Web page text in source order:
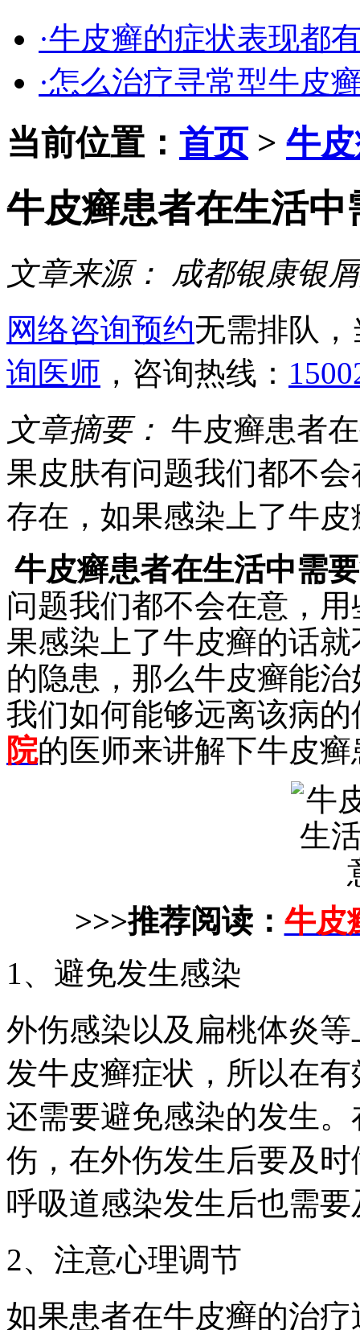
·牛皮癣的症状表现都
·怎么治疗寻常型牛皮
当前位置： 首页> 牛
牛皮癣患者在生活中
文章来源：
成都银康银
网络咨询预约无需排队
询医师 ，咨询热线：
文章摘要： 牛皮癣患者
果皮肤有问题我们都不
存在，如果感染上了牛
牛皮癣患者在生活中需
问题我们都不会在意，
果感染上了牛皮癣的话
的隐患，那么牛皮癣能
我们如何能够远离该病
院的医师来讲解下牛皮
>>>推荐阅读： 牛皮
1、避免发生感染
外伤感染以及扁桃体炎
发牛皮癣症状，所以在
还需要避免感染的发生
伤，在外伤发生后要及
呼吸道感染发生后也需
2、注意心理调节
如果患者在牛皮癣的治